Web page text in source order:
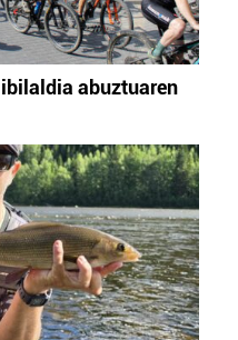
abuztuaren